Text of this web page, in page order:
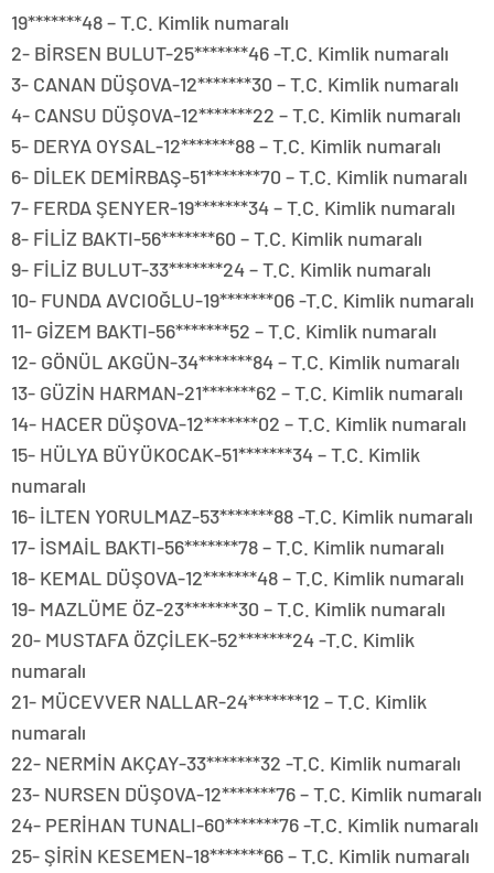
19*******48 – T.C. Kimlik numaralı
2- BİRSEN BULUT-25*******46 -T.C. Kimlik numaralı
3- CANAN DÜŞOVA-12*******30 – T.C. Kimlik numaralı
4- CANSU DÜŞOVA-12*******22 – T.C. Kimlik numaralı
5- DERYA OYSAL-12*******88 – T.C. Kimlik numaralı
6- DİLEK DEMİRBAŞ-51*******70 – T.C. Kimlik numaralı
7- FERDA ŞENYER-19*******34 – T.C. Kimlik numaralı
8- FİLİZ BAKTI-56*******60 – T.C. Kimlik numaralı
9- FİLİZ BULUT-33*******24 – T.C. Kimlik numaralı
10- FUNDA AVCIOĞLU-19*******06 -T.C. Kimlik numaralı
11- GİZEM BAKTI-56*******52 – T.C. Kimlik numaralı
12- GÖNÜL AKGÜN-34*******84 – T.C. Kimlik numaralı
13- GÜZİN HARMAN-21*******62 – T.C. Kimlik numaralı
14- HACER DÜŞOVA-12*******02 – T.C. Kimlik numaralı
15- HÜLYA BÜYÜKOCAK-51*******34 – T.C. Kimlik
numaralı
16- İLTEN YORULMAZ-53*******88 -T.C. Kimlik numaralı
17- İSMAİL BAKTI-56*******78 – T.C. Kimlik numaralı
18- KEMAL DÜŞOVA-12*******48 – T.C. Kimlik numaralı
19- MAZLÜME ÖZ-23*******30 – T.C. Kimlik numaralı
20- MUSTAFA ÖZÇİLEK-52*******24 -T.C. Kimlik
numaralı
21- MÜCEVVER NALLAR-24*******12 – T.C. Kimlik
numaralı
22- NERMİN AKÇAY-33*******32 -T.C. Kimlik numaralı
23- NURSEN DÜŞOVA-12*******76 – T.C. Kimlik numaralı
24- PERİHAN TUNALI-60*******76 -T.C. Kimlik numaralı
25- ŞİRİN KESEMEN-18*******66 – T.C. Kimlik numaralı